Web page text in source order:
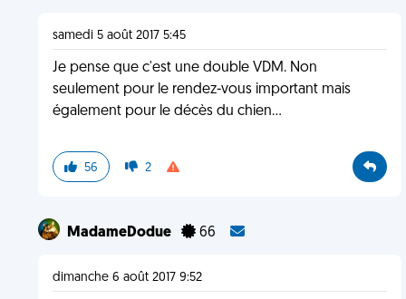
samedi 5 août 2017 5:45
Je pense que c'est une double VDM. Non
seulement pour le rendez-vous important mais
également pour le décès du chien...
56 2
MadameDodue 66
dimanche 6 août 2017 9:52